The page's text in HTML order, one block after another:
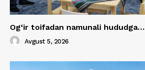
Og‘ir toifadan namunali hududga…
Avgust 5, 2026